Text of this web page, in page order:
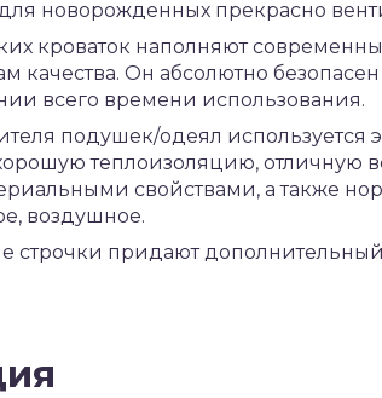
новорожденных прекрасно
кроваток наполняют
качества. Он абсолютно
всего времени использования.
подушек/одеял используется
теплоизоляцию, отличную
свойствами, а также
воздушное.
строчки придают